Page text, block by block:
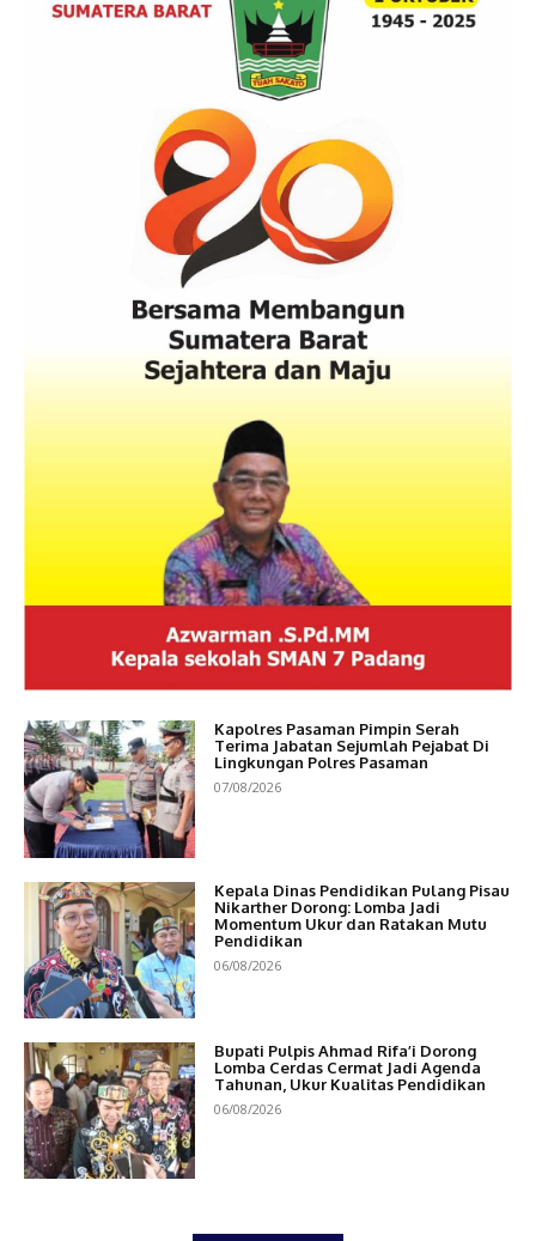
Kapolres Pasaman Pimpin Serah
Terima Jabatan Sejumlah Pejabat Di
Lingkungan Polres Pasaman
07/08/2026
Kepala Dinas Pendidikan Pulang Pisau
Nikarther Dorong: Lomba Jadi
Momentum Ukur dan Ratakan Mutu
Pendidikan
06/08/2026
Bupati Pulpis Ahmad Rifa’i Dorong
Lomba Cerdas Cermat Jadi Agenda
Tahunan, Ukur Kualitas Pendidikan
06/08/2026